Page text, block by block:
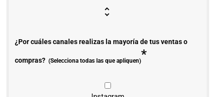
¿Por cuáles canales realizas la mayoría de tus ventas o
compras? (Selecciona todas las que apliquen)*